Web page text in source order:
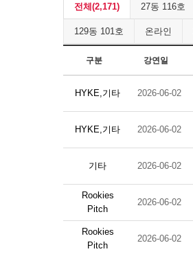
전체(2,171) 27동 116호
129동 101호 온라인
구분 강연일
HYKE,기타 2026-06-02
HYKE,기타 2026-06-02
기타 2026-06-02
Rookies
Pitch
2026-06-02
Rookies
Pitch
2026-06-02